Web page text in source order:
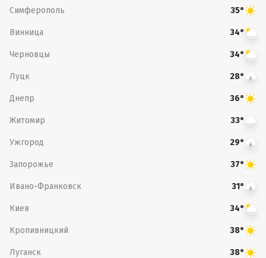
Симферополь 35°
Винница 34°
Черновцы 34°
Луцк 28°
Днепр 36°
Житомир 33°
Ужгород 29°
Запорожье 37°
Ивано-Франковск 31°
Киев 34°
Кропивницкий 38°
Луганск 38°